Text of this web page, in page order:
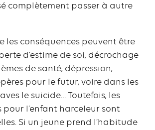
complètement passer à autre
les conséquences peuvent être
d’estime de soi, décrochage
de santé, dépression,
pour le futur, voire dans les
le suicide… Toutefois, les
pour l’enfant harceleur sont
Si un jeune prend l’habitude